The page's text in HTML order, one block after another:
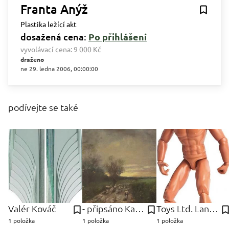
Franta Anýž
Plastika ležící akt
dosažená cena: Po přihlášení
vyvolávací cena:9 000 Kč
draženo
ne 29. ledna 2006, 00:00:00
podívejte se také
Valér Kováč
1 položka
- připsáno Kauffmann
1 položka
Toys Ltd. Lanard
1 položka